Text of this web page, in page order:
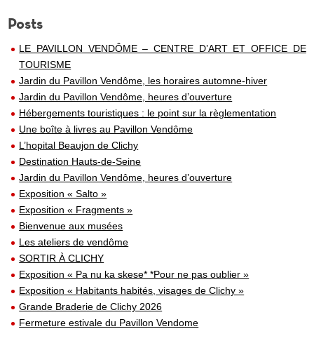
Posts
LE PAVILLON VENDÔME – CENTRE D’ART ET OFFICE DE
TOURISME
Jardin du Pavillon Vendôme, les horaires automne-hiver
Jardin du Pavillon Vendôme, heures d’ouverture
Hébergements touristiques : le point sur la règlementation
Une boîte à livres au Pavillon Vendôme
L’hopital Beaujon de Clichy
Destination Hauts-de-Seine
Jardin du Pavillon Vendôme, heures d’ouverture
Exposition « Salto »
Exposition « Fragments »
Bienvenue aux musées
Les ateliers de vendôme
SORTIR À CLICHY
Exposition « Pa nu ka skese* *Pour ne pas oublier »
Exposition « Habitants habités, visages de Clichy »
Grande Braderie de Clichy 2026
Fermeture estivale du Pavillon Vendome